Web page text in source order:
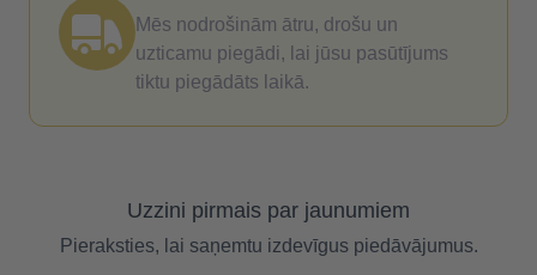
Mēs nodrošinām ātru, drošu un
uzticamu piegādi, lai jūsu pasūtījums
tiktu piegādāts laikā.
Uzzini pirmais par jaunumiem
Pieraksties, lai saņemtu izdevīgus piedāvājumus.